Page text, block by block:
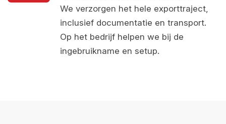
We verzorgen het hele exporttraject,
inclusief documentatie en transport.
Op het bedrijf helpen we bij de
ingebruikname en setup.